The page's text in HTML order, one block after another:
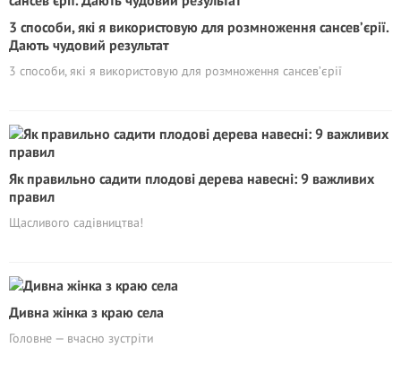
3 способи, які я використовую для розмноження сансев’єрії.
Дають чудовий результат
3 способи, які я використовую для розмноження сансев’єрії
Як правильно садити плодові дерева навесні: 9 важливих
правил
Щасливого садівництва!
Дивна жінка з краю села
Головне — вчасно зустріти